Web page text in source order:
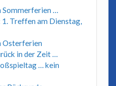
Sommerferien …
Treffen am Dienstag,
Osterferien
in der Zeit …
… kein